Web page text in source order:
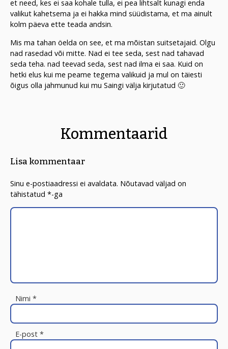
et need, kes ei saa kohale tulla, ei pea lihtsalt kunagi enda
valikut kahetsema ja ei hakka mind süüdistama, et ma ainult
kolm päeva ette teada andsin.
Mis ma tahan öelda on see, et ma mõistan suitsetajaid. Olgu
nad rasedad või mitte. Nad ei tee seda, sest nad tahavad
seda teha. nad teevad seda, sest nad ilma ei saa. Kuid on
hetki elus kui me peame tegema valikuid ja mul on täiesti
õigus olla jahmunud kui mu Saingi välja kirjutatud 🙂
Kommentaarid
Lisa kommentaar
Sinu e-postiaadressi ei avaldata. Nõutavad väljad on
tähistatud *-ga
Nimi *
E-post *